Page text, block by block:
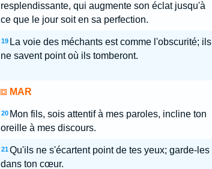
resplendissante, qui augmente son éclat jusqu'à
ce que le jour soit en sa perfection.
19 La voie des méchants est comme l'obscurité; ils
ne savent point où ils tomberont.
MAR
20 Mon fils, sois attentif à mes paroles, incline ton
oreille à mes discours.
21 Qu'ils ne s'écartent point de tes yeux; garde-les
dans ton cœur.